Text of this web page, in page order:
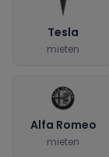
Tesla
mieten
Alfa Romeo
mieten